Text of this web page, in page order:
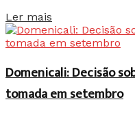
Ler mais
Domenicali: Decisão
tomada em setembro